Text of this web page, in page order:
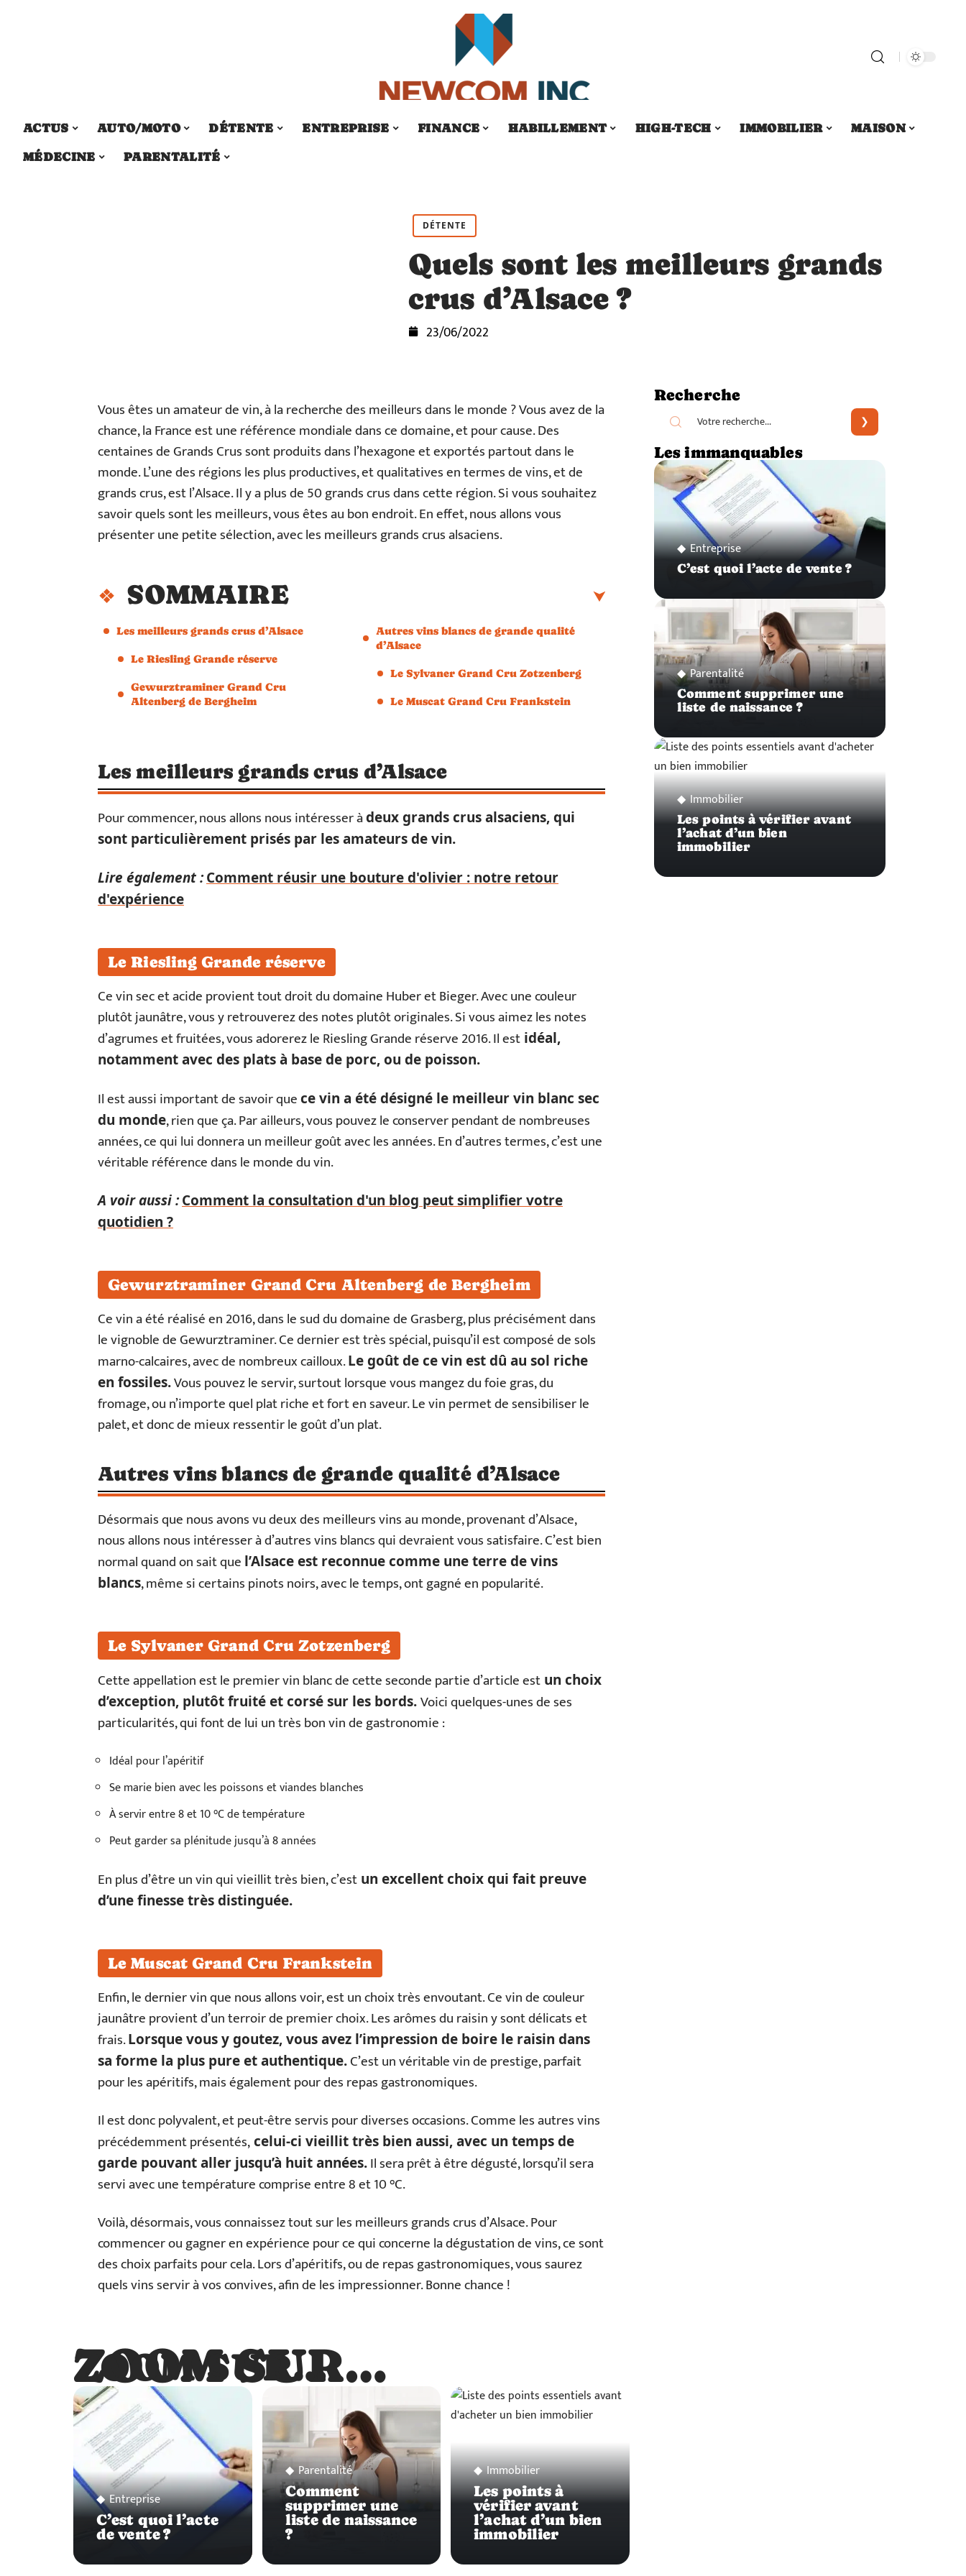
ACTUS AUTO/MOTO DÉTENTE ENTREPRISE FINANCE HABILLEMENT HIGH-TECH IMMOBILIER
MAISON
MÉDECINE
PARENTALITÉ
DÉTENTE
Quels sont les meilleurs grands
crus d’Alsace ?
23/06/2022
Vous êtes un amateur de vin, à la recherche des meilleurs dans le monde ? Vous avez de la
chance, la France est une référence mondiale dans ce domaine, et pour cause. Des
centaines de Grands Crus sont produits dans l’hexagone et exportés partout dans le
monde. L’une des régions les plus productives, et qualitatives en termes de vins, et de
grands crus, est l’Alsace. Il y a plus de 50 grands crus dans cette région. Si vous souhaitez
savoir quels sont les meilleurs, vous êtes au bon endroit. En effet, nous allons vous
présenter une petite sélection, avec les meilleurs grands crus alsaciens.
SOMMAIRE
Les meilleurs grands crus d’Alsace
Le Riesling Grande réserve
Gewurztraminer Grand Cru
Altenberg de Bergheim
Autres vins blancs de grande qualité
d’Alsace
Le Sylvaner Grand Cru Zotzenberg
Le Muscat Grand Cru Frankstein
Les meilleurs grands crus d’Alsace
Pour commencer, nous allons nous intéresser àdeux grands crus alsaciens, qui
sont particulièrement prisés par les amateurs de vin.
Lire également :Comment réusir une bouture d'olivier : notre retour
d'expérience
Le Riesling Grande réserve
Ce vin sec et acide provient tout droit du domaine Huber et Bieger. Avec une couleur
plutôt jaunâtre, vous y retrouverez des notes plutôt originales. Si vous aimez les notes
d’agrumes et fruitées, vous adorerez le Riesling Grande réserve 2016. Il est idéal,
notamment avec des plats à base de porc, ou de poisson.
Il est aussi important de savoir quece vin a été désigné le meilleur vin blanc sec
du monde, rien que ça. Par ailleurs, vous pouvez le conserver pendant de nombreuses
années, ce qui lui donnera un meilleur goût avec les années. En d’autres termes, c’est une
véritable référence dans le monde du vin.
A voir aussi :Comment la consultation d'un blog peut simplifier votre
quotidien ?
Gewurztraminer Grand Cru Altenberg de Bergheim
Ce vin a été réalisé en 2016, dans le sud du domaine de Grasberg, plus précisément dans
le vignoble de Gewurztraminer. Ce dernier est très spécial, puisqu’il est composé de sols
marno-calcaires, avec de nombreux cailloux.Le goût de ce vin est dû au sol riche
en fossiles.Vous pouvez le servir, surtout lorsque vous mangez du foie gras, du
fromage, ou n’importe quel plat riche et fort en saveur. Le vin permet de sensibiliser le
palet, et donc de mieux ressentir le goût d’un plat.
Autres vins blancs de grande qualité d’Alsace
Désormais que nous avons vu deux des meilleurs vins au monde, provenant d’Alsace,
nous allons nous intéresser à d’autres vins blancs qui devraient vous satisfaire. C’est bien
normal quand on sait que l’Alsace est reconnue comme une terre de vins
blancs, même si certains pinots noirs, avec le temps, ont gagné en popularité.
Le Sylvaner Grand Cru Zotzenberg
Cette appellation est le premier vin blanc de cette seconde partie d’article est un choix
d’exception, plutôt fruité et corsé sur les bords.Voici quelques-unes de ses
particularités, qui font de lui un très bon vin de gastronomie :
Idéal pour l’apéritif
Se marie bien avec les poissons et viandes blanches
À servir entre 8 et 10 °C de température
Peut garder sa plénitude jusqu’à 8 années
En plus d’être un vin qui vieillit très bien, c’est un excellent choix qui fait preuve
d’une finesse très distinguée.
Le Muscat Grand Cru Frankstein
Enfin, le dernier vin que nous allons voir, est un choix très envoutant. Ce vin de couleur
jaunâtre provient d’un terroir de premier choix. Les arômes du raisin y sont délicats et
frais.Lorsque vous y goutez, vous avez l’impression de boire le raisin dans
sa forme la plus pure et authentique.C’est un véritable vin de prestige, parfait
pour les apéritifs, mais également pour des repas gastronomiques.
Il est donc polyvalent, et peut-être servis pour diverses occasions. Comme les autres vins
précédemment présentés,celui-ci vieillit très bien aussi, avec un temps de
garde pouvant aller jusqu’à huit années.Il sera prêt à être dégusté, lorsqu’il sera
servi avec une température comprise entre 8 et 10 °C.
Voilà, désormais, vous connaissez tout sur les meilleurs grands crus d’Alsace. Pour
commencer ou gagner en expérience pour ce qui concerne la dégustation de vins, ce sont
des choix parfaits pour cela. Lors d’apéritifs, ou de repas gastronomiques, vous saurez
quels vins servir à vos convives, afin de les impressionner. Bonne chance !
ZOOM SUR…
ZOOM SUR…
Entreprise
C’est quoi l’acte
de vente ?
Parentalité
Comment
supprimer une
liste de naissance
?
Immobilier
Les points à
vérifier avant
l’achat d’un bien
immobilier
Recherche
Les immanquables
Entreprise
C’est quoi l’acte de vente ?
Parentalité
Comment supprimer une
liste de naissance ?
Immobilier
Les points à vérifier avant
l’achat d’un bien
immobilier